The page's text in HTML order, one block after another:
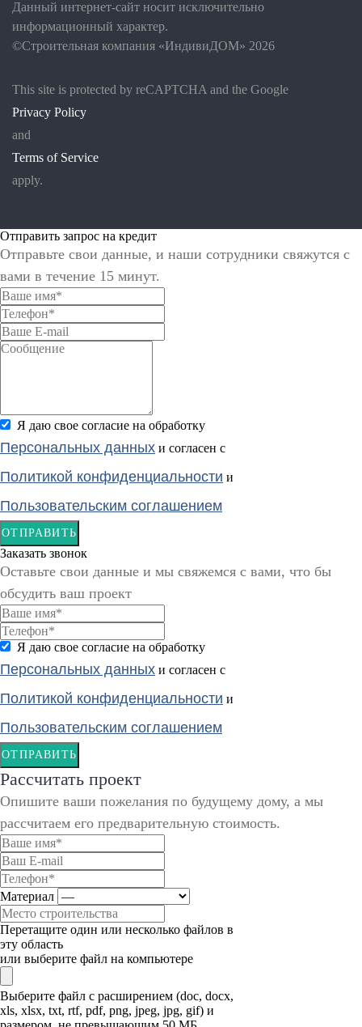
Данный интернет-сайт носит исключительно
информационный характер.
©Строительная компания «ИндивиДОМ» 2026
This site is protected by reCAPTCHA and the Google
Privacy Policy
and
Terms of Service
apply.
Отправить запрос на кредит
Отправьте свои данные, и наши сотрудники свяжутся с
вами в течение 15 минут.
Я даю свое согласие на обработку
Персональных данных и согласен с
Политикой конфиденциальности и
Пользовательским соглашением
ОТПРАВИТЬ
Заказать звонок
Оставьте свои данные и мы свяжемся с вами, что бы
обсудить ваш проект
Я даю свое согласие на обработку
Персональных данных и согласен с
Политикой конфиденциальности и
Пользовательским соглашением
ОТПРАВИТЬ
Рассчитать проект
Опишите ваши пожелания по будущему дому, а мы
рассчитаем его предварительную стоимость.
Материал
Перетащите один или несколько файлов в
эту область
или выберите файл на компьютере
Выберите файл с расширением (doc, docx,
xls, xlsx, txt, rtf, pdf, png, jpeg, jpg, gif) и